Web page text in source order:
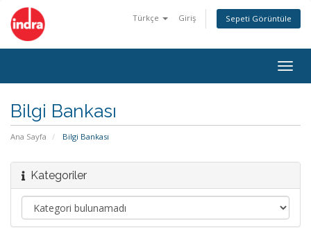
Türkçe Giriş Sepeti Görüntüle
Bilgi Bankası
Ana Sayfa Bilgi Bankası
Kategoriler